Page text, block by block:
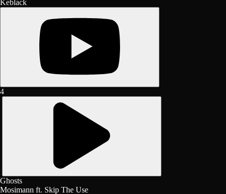
Keblack
4
Ghosts
Mosimann ft. Skip The Use